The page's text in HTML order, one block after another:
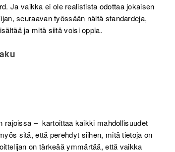
Ja vaikka ei ole realistista odottaa jokaisen
seuraavan työssään näitä standardeja,
ja mitä siitä voisi oppia.
rajoissa – kartoittaa kaikki mahdollisuudet
sitä, että perehdyt siihen, mitä tietoja on
on tärkeää ymmärtää, että vaikka